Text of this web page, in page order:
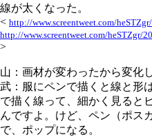
線が太くなった。
< http://www.screentweet.com/
http://www.screentweet.com/heSTZgr/
>
山：画材が変わったから変化
武：服にペンで描くと線と形
で描く線って、細かく見ると
んですよ。けど、ペン（ポス
で、ポップになる。